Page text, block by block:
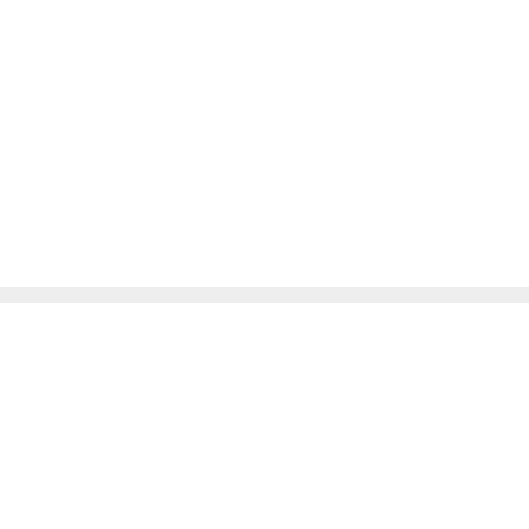
zu gewinnen.
bei der Regionalmeisterschaft der Herren.
Es bleibt abzuwarten, ob in einer weiteren Qualifikationsrunde die
Austragungsort noch Gegner bekannt.
· © 2022